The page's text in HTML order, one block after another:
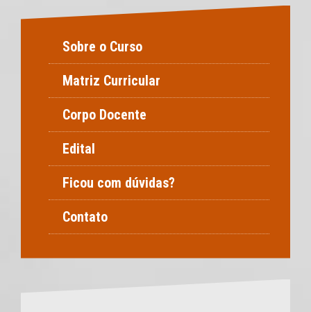
Sobre o Curso
Matriz Curricular
Corpo Docente
Edital
Ficou com dúvidas?
Contato